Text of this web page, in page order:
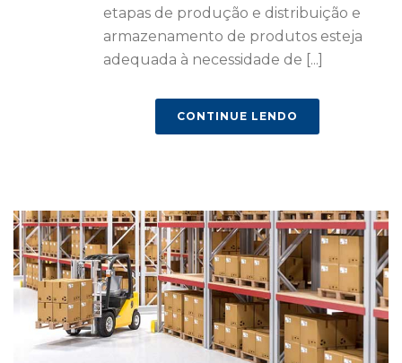
etapas de produção e distribuição e
armazenamento de produtos esteja
adequada à necessidade de [...]
CONTINUE LENDO